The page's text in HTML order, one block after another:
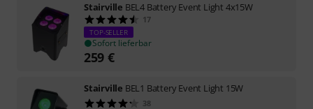
Stairville BEL4 Battery Event Light 4x15W
17
TOP-SELLER
Sofort lieferbar
259 €
Stairville BEL1 Battery Event Light 15W
38